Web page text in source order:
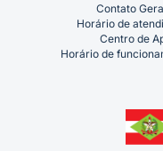
Contato
Horário de
Centro de
Horário de